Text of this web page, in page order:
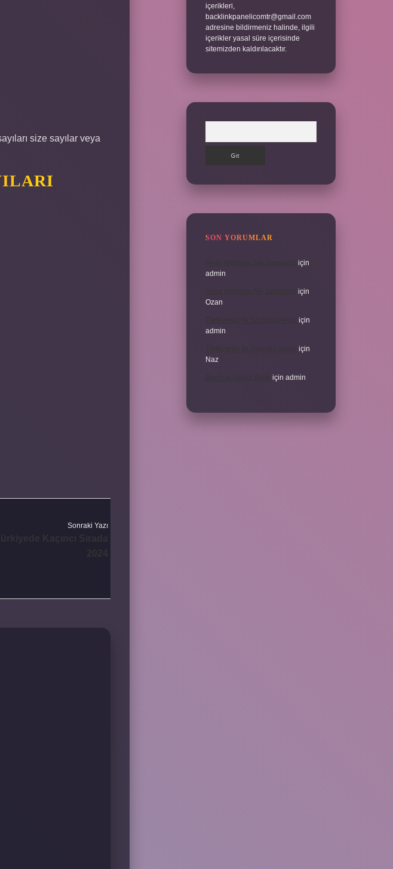
size sayılar veya
Sonraki Yazı
içerikleri,
backlinkpanelicomtr@gmail.com
adresine bildirmeniz halinde, ilgili
içerikler yasal süre içerisinde
sitemizden kaldırılacaktır.
SON YORUMLAR
için
admin
için
Ozan
için
admin
için
Naz
için admin